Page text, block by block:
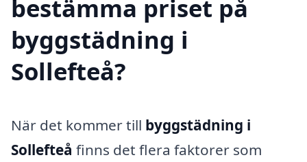
bestämma priset på
byggstädning i
Sollefteå?
När det kommer till byggstädning i
Sollefteå finns det flera faktorer som